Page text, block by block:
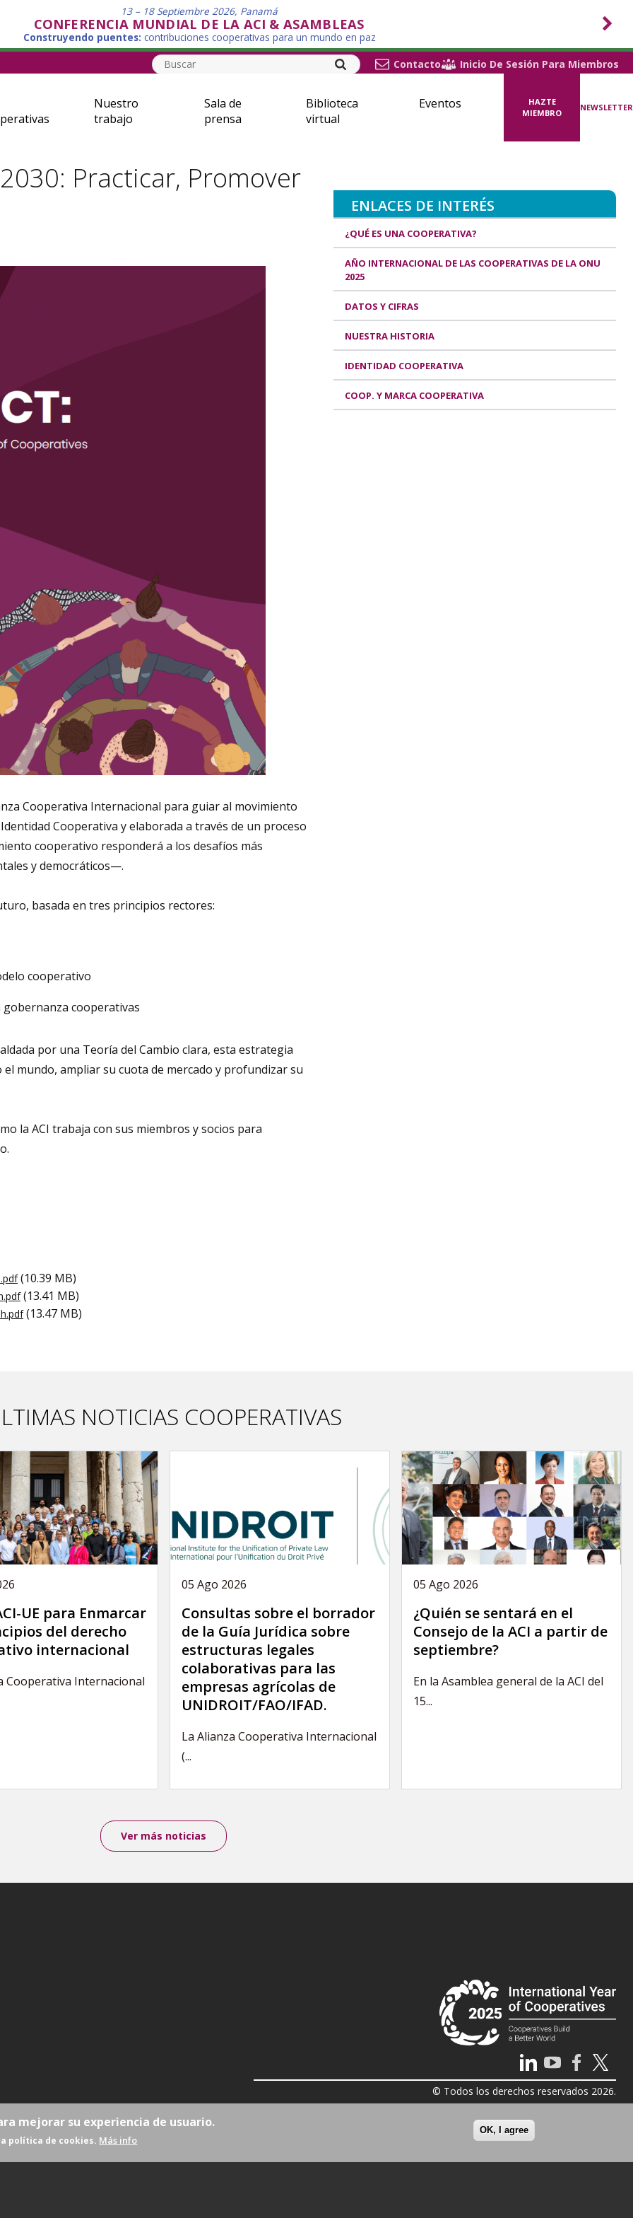
13 – 18 Septiembre 2026, Panamá
CONFERENCIA MUNDIAL DE LA ACI & ASAMBLEAS
Construyendo puentes: contribuciones cooperativas para un mundo en paz
Contacto Inicio De Sesión Para Miembros
Nuestro
trabajo
Sala de
prensa
Biblioteca
virtual
Eventos
HAZTE
MIEMBRO
NEWSLETTER
Practicar, Promover
Cooperativa Internacional para guiar al movimiento
Cooperativa y elaborada a través de un proceso
cooperativo responderá a los desafíos más
y democráticos—.
basada en tres principios rectores:
cooperativo
cooperativas
por una Teoría del Cambio clara, esta estrategia
mundo, ampliar su cuota de mercado y profundizar su
la ACI trabaja con sus miembros y socios para
(10.39 MB)
(13.41 MB)
(13.47 MB)
NOTICIAS COOPERATIVAS
UE para Enmarcar
del derecho
internacional
Cooperativa Internacional
05 Ago 2026
Consultas sobre el borrador
de la Guía Jurídica sobre
estructuras legales
colaborativas para las
empresas agrícolas de
UNIDROIT/FAO/IFAD.
La Alianza Cooperativa Internacional
(...
05 Ago 2026
¿Quién se sentará en el
Consejo de la ACI a partir de
septiembre?
En la Asamblea general de la ACI del
15...
Ver más noticias
ENLACES DE INTERÉS
¿QUÉ ES UNA COOPERATIVA?
AÑO INTERNACIONAL DE LAS COOPERATIVAS DE LA ONU
2025
DATOS Y CIFRAS
NUESTRA HISTORIA
IDENTIDAD COOPERATIVA
COOP. Y MARCA COOPERATIVA
© Todos los derechos reservados 2026.
mejorar su experiencia de usuario.
política de cookies. Más info
OK, I agree